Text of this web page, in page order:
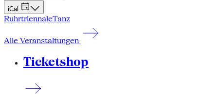
iCal
RuhrtriennaleTanz
Alle Veranstaltungen
Ticketshop